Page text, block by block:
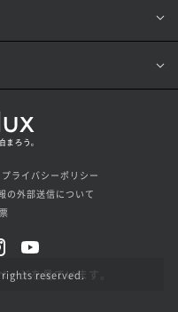
プライバシーポリシー
の外部送信について
reserved.